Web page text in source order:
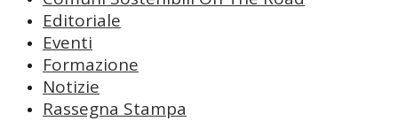
Editoriale
Eventi
Formazione
Notizie
Rassegna Stampa